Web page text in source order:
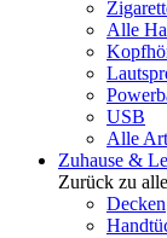
Alle
USB
Alle
Zuhause &
Zurück zu
Decken